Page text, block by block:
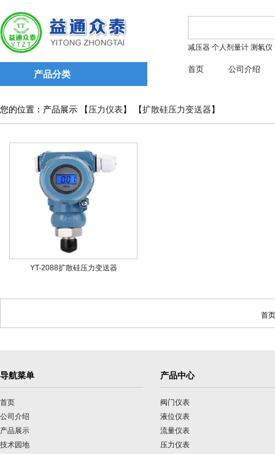
产品分类
减压器 个人剂量计 测氡仪
首页 公司介绍
您的位置：产品展示 【 压力仪表 】 【扩散硅压力变送器 】
YT-2088扩散硅压力变送器
首
导航菜单
首页
公司介绍
产品展示
技术园地
产品中心
阀门仪表
液位仪表
流量仪表
压力仪表